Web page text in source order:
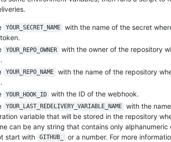
YOUR_SECRET_NAME
with the name of the secret
YOUR_REPO_OWNER
with the owner of the repository
YOUR_REPO_NAME
with the name of the repository
YOUR_HOOK_ID
with the ID of the webhook.
YOUR_LAST_REDELIVERY_VARIABLE_NAME
with the
variable that will be stored in the repository
can be any string that contains only alphanumeric
start with
GITHUB_ or a number. For more